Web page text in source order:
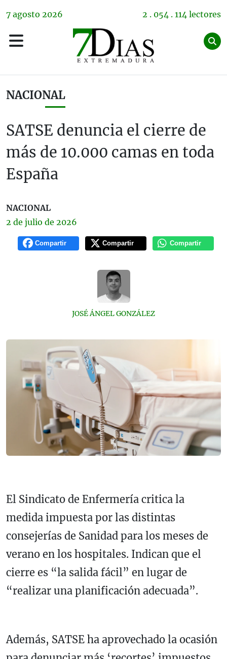
7 agosto 2026 2 . 054 . 114 lectores
NACIONAL
SATSE denuncia el cierre de
más de 10.000 camas en toda
España
NACIONAL
2 de julio de 2026
Compartir Compartir Compartir
JOSÉ ÁNGEL GONZÁLEZ
El Sindicato de Enfermería critica la
medida impuesta por las distintas
consejerías de Sanidad para los meses de
verano en los hospitales. Indican que el
cierre es “la salida fácil” en lugar de
“realizar una planificación adecuada”.
Además, SATSE ha aprovechado la ocasión